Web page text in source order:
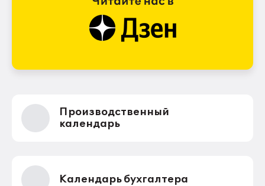
Производственный
календарь
Календарь бухгалтера